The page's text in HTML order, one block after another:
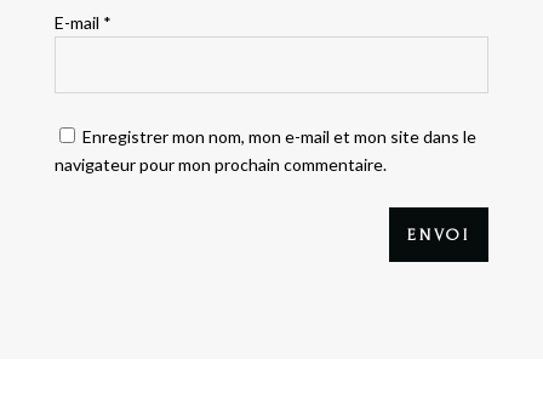
E-mail *
Enregistrer mon nom, mon e-mail et mon site dans le
navigateur pour mon prochain commentaire.
ENVOI